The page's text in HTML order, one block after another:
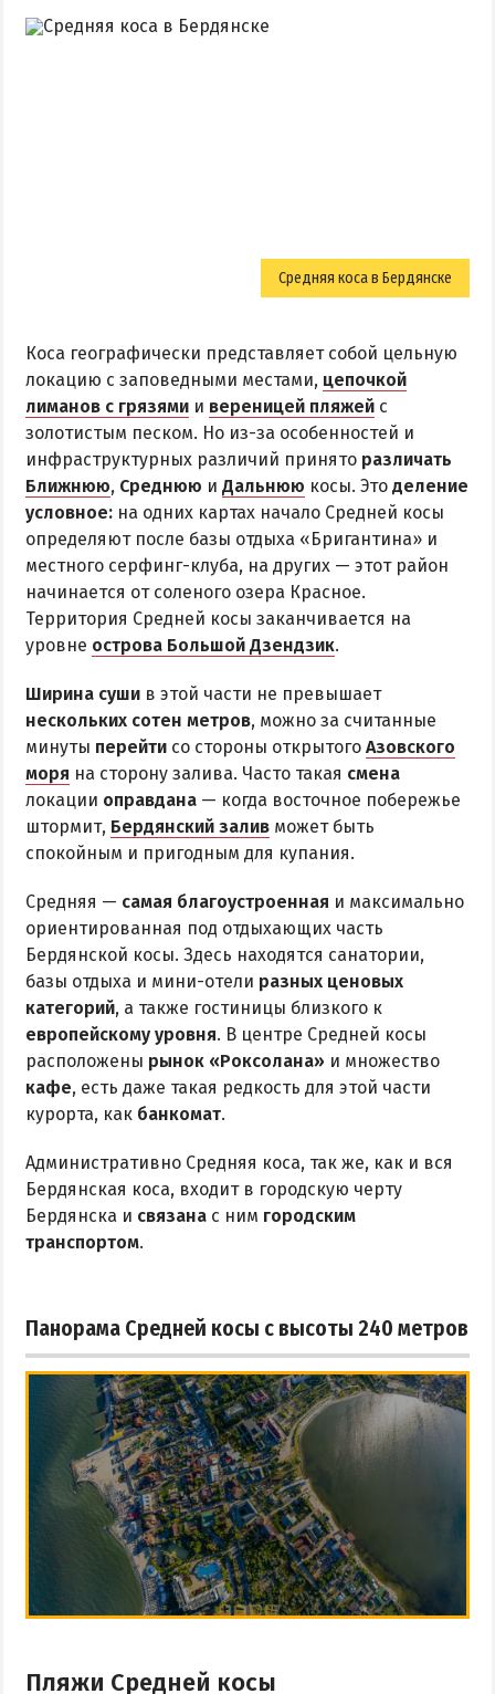
Средняя коса в Бердянске
Коса географически представляет собой цельную
локацию с заповедными местами, цепочкой
лиманов с грязями и вереницей пляжей с
золотистым песком. Но из-за особенностей и
инфраструктурных различий принято различать
Ближнюю, Среднюю и Дальнюю косы. Это деление
условное: на одних картах начало Средней косы
определяют после базы отдыха «Бригантина» и
местного серфинг-клуба, на других — этот район
начинается от соленого озера Красное.
Территория Средней косы заканчивается на
уровне острова Большой Дзендзик.
Ширина суши в этой части не превышает
нескольких сотен метров, можно за считанные
минуты перейти со стороны открытого Азовского
моря на сторону залива. Часто такая смена
локации оправдана — когда восточное побережье
штормит, Бердянский залив может быть
спокойным и пригодным для купания.
Средняя — самая благоустроенная и максимально
ориентированная под отдыхающих часть
Бердянской косы. Здесь находятся санатории,
базы отдыха и мини-отели разных ценовых
категорий, а также гостиницы близкого к
европейскому уровня. В центре Средней косы
расположены рынок «Роксолана» и множество
кафе, есть даже такая редкость для этой части
курорта, как банкомат.
Административно Средняя коса, так же, как и вся
Бердянская коса, входит в городскую черту
Бердянска и связана с ним городским
транспортом.
Панорама Средней косы с высоты 240 метров
Пляжи Средней косы